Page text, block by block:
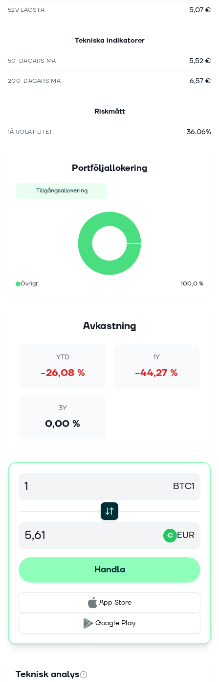
52V LÄGSTA 5,07 €
Tekniska indikatorer
50-DAGARS MA 5,52 €
200-DAGARS MA 6,57 €
Riskmått
1Å VOLATILITET 36.06%
Portföljallokering
Tillgångsallokering
Övrigt 100,0 %
Avkastning
YTD
−26,08 %
1Y
−44,27 %
3Y
0,00 %
BTC1
€ EUR
Handla
App Store
Google Play
Teknisk analys